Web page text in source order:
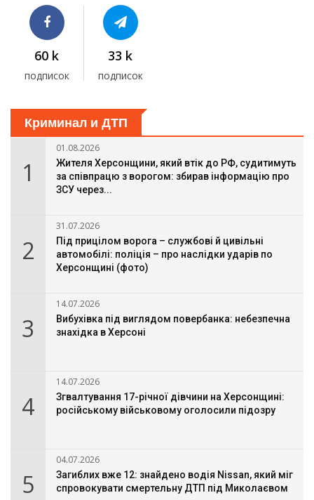
60 k
подписок
33 k
подписок
Криминал и ДТП
1
01.08.2026
Жителя Херсонщини, який втік до РФ, судитимуть
за співпрацю з ворогом: збирав інформацію про
ЗСУ через...
2
31.07.2026
Під прицілом ворога – службові й цивільні
автомобілі: поліція – про наслідки ударів по
Херсонщині (фото)
3
14.07.2026
Вибухівка під виглядом повербанка: небезпечна
знахідка в Херсоні
4
14.07.2026
Згвалтування 17-річної дівчини на Херсонщині:
російському військовому оголосили підозру
5
04.07.2026
Загиблих вже 12: знайдено водія Nissan, який міг
спровокувати смертельну ДТП під Миколаєвом